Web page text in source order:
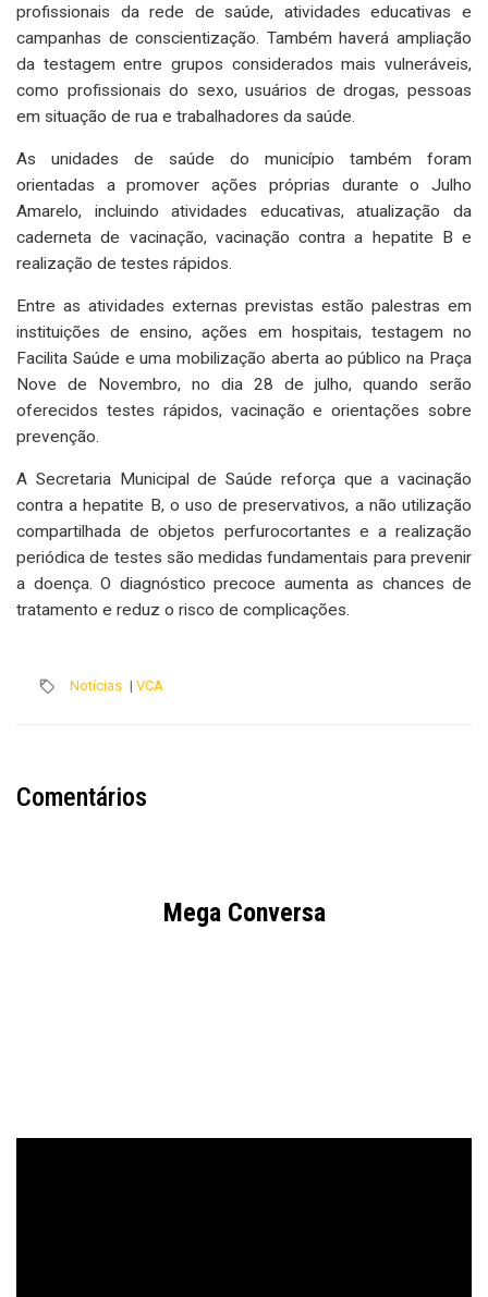
profissionais da rede de saúde, atividades educativas e
campanhas de conscientização. Também haverá ampliação
da testagem entre grupos considerados mais vulneráveis,
como profissionais do sexo, usuários de drogas, pessoas
em situação de rua e trabalhadores da saúde.
As unidades de saúde do município também foram
orientadas a promover ações próprias durante o Julho
Amarelo, incluindo atividades educativas, atualização da
caderneta de vacinação, vacinação contra a hepatite B e
realização de testes rápidos.
Entre as atividades externas previstas estão palestras em
instituições de ensino, ações em hospitais, testagem no
Facilita Saúde e uma mobilização aberta ao público na Praça
Nove de Novembro, no dia 28 de julho, quando serão
oferecidos testes rápidos, vacinação e orientações sobre
prevenção.
A Secretaria Municipal de Saúde reforça que a vacinação
contra a hepatite B, o uso de preservativos, a não utilização
compartilhada de objetos perfurocortantes e a realização
periódica de testes são medidas fundamentais para prevenir
a doença. O diagnóstico precoce aumenta as chances de
tratamento e reduz o risco de complicações.
Notícias | VCA
Comentários
Mega Conversa